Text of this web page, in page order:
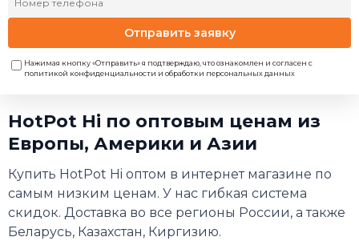
Отправить заявку
Нажимая кнопку «Отправить» я подтверждаю, что ознакомлен и согласен с
политикой конфиденциальности и обработки персональных данных
HotPot Hi по оптовым ценам из
Европы, Америки и Азии
Купить HotPot Hi оптом в интернет магазине по
самым низким ценам. У нас гибкая система
скидок. Доставка во все регионы России, а также
Беларусь, Казахстан, Киргизию.